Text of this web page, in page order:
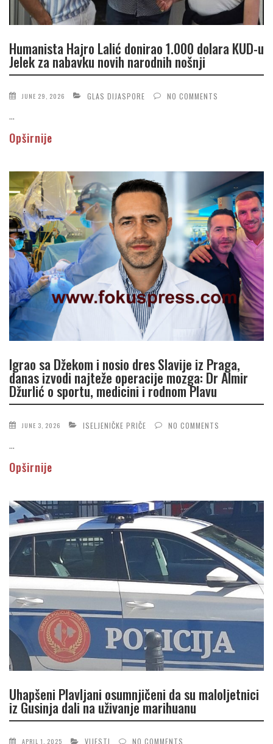
Humanista Hajro Lalić donirao 1.000 dolara KUD-u
Jelek za nabavku novih narodnih nošnji
JUNE 29, 2026 GLAS DIJASPORE NO COMMENTS
...
Opširnije
Igrao sa Džekom i nosio dres Slavije iz Praga,
danas izvodi najteže operacije mozga: Dr Almir
Džurlić o sportu, medicini i rodnom Plavu
JUNE 3, 2026 ISELJENIČKE PRIČE NO COMMENTS
...
Opširnije
Uhapšeni Plavljani osumnjičeni da su maloljetnici
iz Gusinja dali na uživanje marihuanu
APRIL 1, 2025 VIJESTI NO COMMENTS